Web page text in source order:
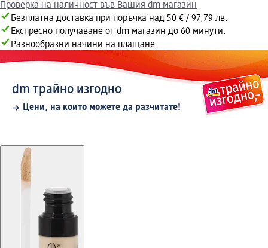
Проверка на наличност във Вашия dm магазин
Безплатна доставка при поръчка над 50 € / 97,79 лв.
Експресно получаване от dm магазин до 60 минути.
Разнообразни начини на плащане.
dm трайно изгодно
Цени, на които можете да разчитате!